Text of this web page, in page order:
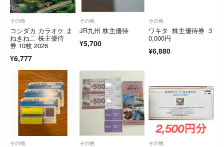
その他
コシダカ カラオケ ま
ねきねこ 株主優待
券 10枚 2026
¥6,777
その他
JR九州 株主優待
¥5,700
その他
ワキタ 株主優待券 3
0,000円
¥6,880
その他 その他 その他